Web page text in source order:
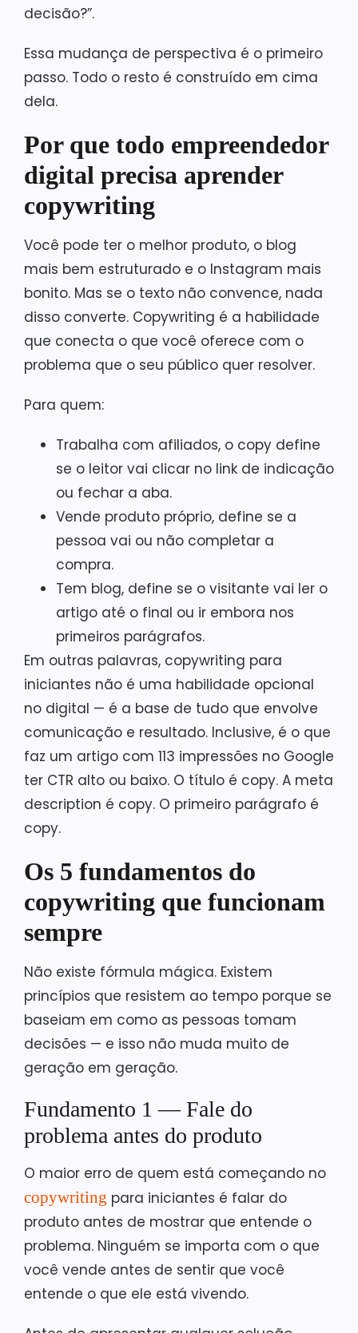
decisão?”.
Essa mudança de perspectiva é o primeiro
passo. Todo o resto é construído em cima
dela.
Por que todo empreendedor
digital precisa aprender
copywriting
Você pode ter o melhor produto, o blog
mais bem estruturado e o Instagram mais
bonito. Mas se o texto não convence, nada
disso converte. Copywriting é a habilidade
que conecta o que você oferece com o
problema que o seu público quer resolver.
Para quem:
Trabalha com afiliados, o copy define
se o leitor vai clicar no link de indicação
ou fechar a aba.
Vende produto próprio, define se a
pessoa vai ou não completar a
compra.
Tem blog, define se o visitante vai ler o
artigo até o final ou ir embora nos
primeiros parágrafos.
Em outras palavras, copywriting para
iniciantes não é uma habilidade opcional
no digital — é a base de tudo que envolve
comunicação e resultado. Inclusive, é o que
faz um artigo com 113 impressões no Google
ter CTR alto ou baixo. O título é copy. A meta
description é copy. O primeiro parágrafo é
copy.
Os 5 fundamentos do
copywriting que funcionam
sempre
Não existe fórmula mágica. Existem
princípios que resistem ao tempo porque se
baseiam em como as pessoas tomam
decisões — e isso não muda muito de
geração em geração.
Fundamento 1 — Fale do
problema antes do produto
O maior erro de quem está começando no
copywriting para iniciantes é falar do
produto antes de mostrar que entende o
problema. Ninguém se importa com o que
você vende antes de sentir que você
entende o que ele está vivendo.